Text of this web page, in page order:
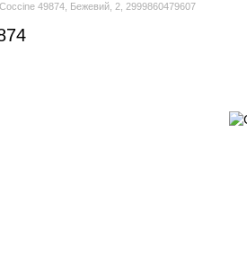
49874, Бежевий, 2, 2999860479607